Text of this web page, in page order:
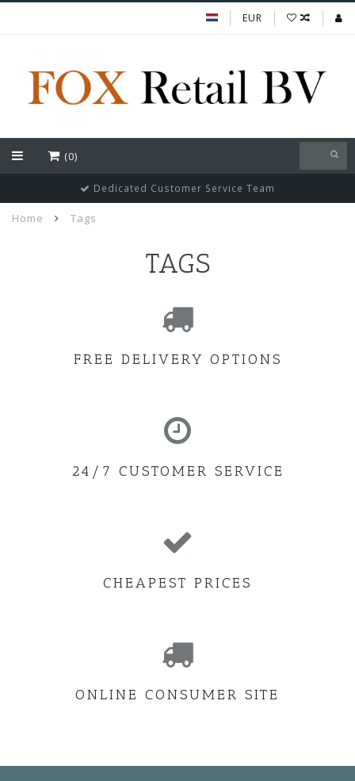
EUR
(0)
Dedicated Customer Service Team
Home Tags
TAGS
FREE DELIVERY OPTIONS
24/7 CUSTOMER SERVICE
CHEAPEST PRICES
ONLINE CONSUMER SITE